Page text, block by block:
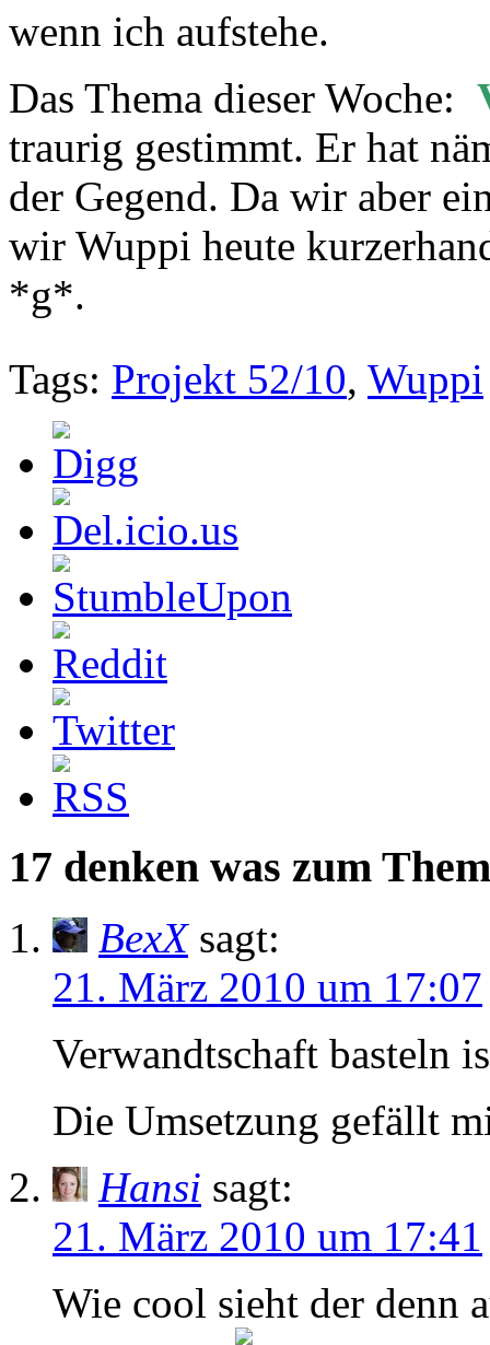
wenn ich aufstehe.
Das Thema dieser Woche:
traurig gestimmt. Er hat
der Gegend. Da wir aber
wir Wuppi heute
*g*.
Tags: Projekt 52/10, Wuppi
17 denken was zum
BexX sagt:
21. März 2010 um 17:07
Verwandtschaft basteln
Die Umsetzung gefällt
Hansi sagt:
21. März 2010 um 17:41
Wie cool sieht der denn